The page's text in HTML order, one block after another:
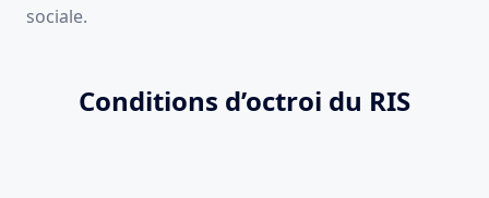
sociale.
Conditions d’octroi du RIS